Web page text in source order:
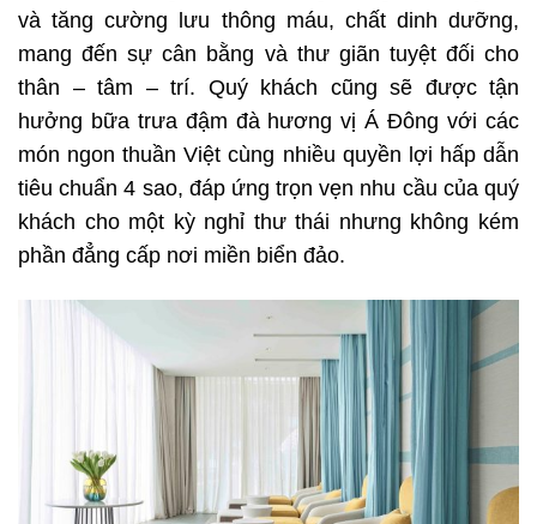
và tăng cường lưu thông máu, chất dinh dưỡng,
mang đến sự cân bằng và thư giãn tuyệt đối cho
thân – tâm – trí. Quý khách cũng sẽ được tận
hưởng bữa trưa đậm đà hương vị Á Đông với các
món ngon thuần Việt cùng nhiều quyền lợi hấp dẫn
tiêu chuẩn 4 sao, đáp ứng trọn vẹn nhu cầu của quý
khách cho một kỳ nghỉ thư thái nhưng không kém
phần đẳng cấp nơi miền biển đảo.